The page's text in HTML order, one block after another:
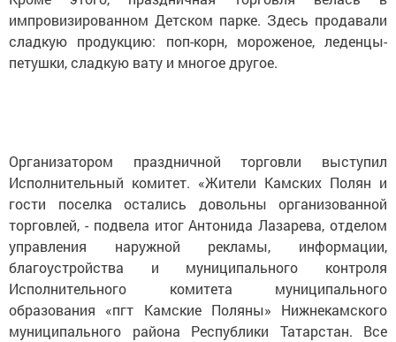
импровизированном Детском парке. Здесь продавали
сладкую продукцию: поп-корн, мороженое, леденцы-
петушки, сладкую вату и многое другое.
Организатором праздничной торговли выступил
Исполнительный комитет. «Жители Камских Полян и
гости поселка остались довольны организованной
торговлей, - подвела итог Антонида Лазарева, отделом
управления наружной рекламы, информации,
благоустройства и муниципального контроля
Исполнительного комитета муниципального
образования «пгт Камские Поляны» Нижнекамского
муниципального района Республики Татарстан. Все